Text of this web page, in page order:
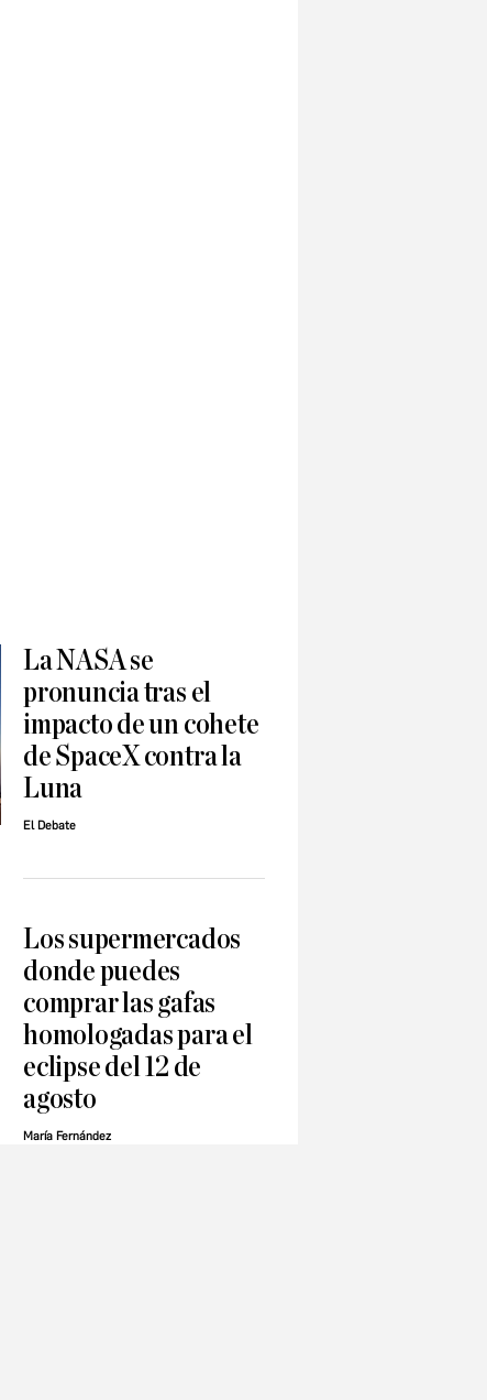
La NASA se
pronuncia tras el
impacto de un cohete
de SpaceX contra la
Luna
El Debate
Los supermercados
donde puedes
comprar las gafas
homologadas para el
eclipse del 12 de
agosto
María Fernández